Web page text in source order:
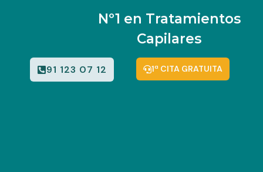
Nº1 en Tratamientos
Capilares
91 123 07 12 1ª CITA GRATUITA